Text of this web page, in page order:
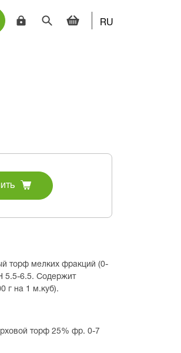
RU
торф мелких фракций (0-
5.5-6.5. Содержит
г на 1 м.куб).
торф 25% фр. 0-7